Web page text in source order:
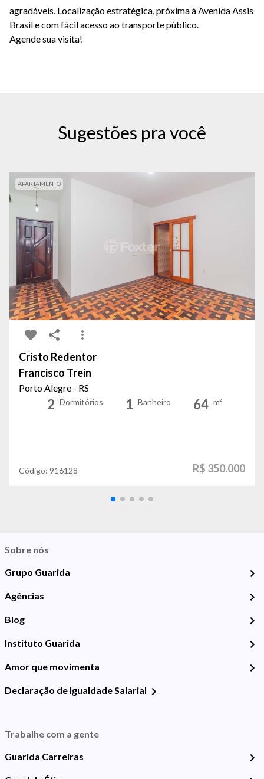
agradáveis. Localização estratégica, próxima à Avenida Assis
Brasil e com fácil acesso ao transporte público.
Agende sua visita!
Sugestões pra você
APARTAMENTO
Cristo Redentor
Francisco Trein
Porto Alegre - RS
2 Dormitórios 1 Banheiro 64 m²
Código: 916128 R$ 350.000
Sobre nós
Grupo Guarida
Agências
Blog
Instituto Guarida
Amor que movimenta
Declaração de Igualdade Salarial
Trabalhe com a gente
Guarida Carreiras